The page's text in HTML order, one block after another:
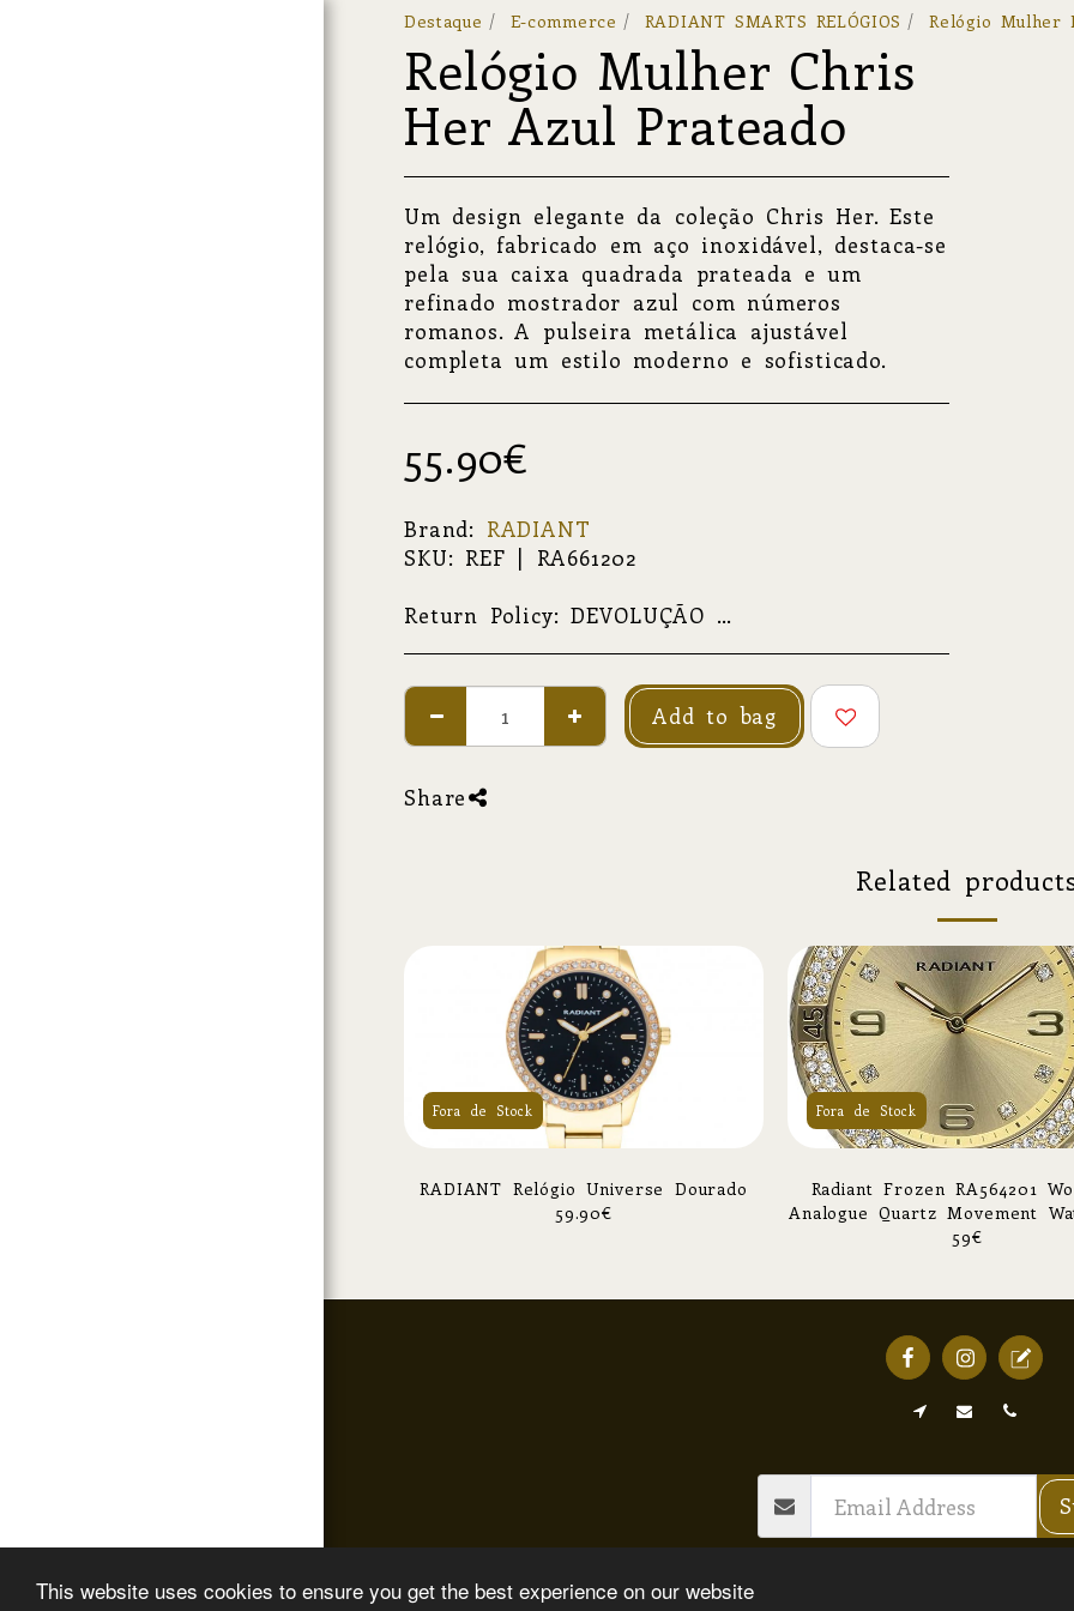
This website uses cookies to ensure you get the best experience on our website
Destaque E-commerce RADIANT SMARTS RELÓGIOS Relógio Mulher
Relógio Mulher Chris
Her Azul Prateado
Um design elegante da coleção Chris Her. Este
relógio, fabricado em aço inoxidável, destaca-se
pela sua caixa quadrada prateada e um
refinado mostrador azul com números
romanos. A pulseira metálica ajustável
completa um estilo moderno e sofisticado.
55.90€
Brand: RADIANT
SKU: REF | RA661202
Return Policy:DEVOLUÇÃO SIMPLES NÃO RELATIVA A GARANTIA O produto deverá ser devolvido na sua condição original, com todo o material de acompanhamento e informação original. O envio e o respetivo transporte do produto são da total responsabilidade do cliente. A devolução deverá ocorrer num prazo de 30 dias, a partir da data de receção do produto na morada do cliente. DEVOLUÇÃO ABRANGIDA POR GARANTIA O produto deverá ser enviado devidamente acondicionado, sob a responsabilidade e a cargo do cliente; este envio poderá ser restituível. O processamento da garantia poderá demorar, no máximo, 30 dias, a contar da data de receção do pacote na morada Av. Central das Termas, Ed. S. Vicente n184 4575-367 Termas de S. Vicente PNF. O cliente receberá informações atualizadas sobre o estado de garantia do seu produto e presumível data de entrega; no caso de se tratar de uma garantia parcial ou nula, consulte a secção de Assistência da Marca. REPARAÇÕES E MANUTENÇÕES A orçamentação, prazo de execução e data estimada de entrega apenas serão apuradas após análise da peça e levantamento das tarefas a realizar, tendo, o cliente, 30 dias para aceitar o orçamento; após esse prazo, as condições apresentadas terão de ser reavaliadas. Antes da análise mencionada, poderão ser fornecidos valores por telefone, e-mail ou outro meio não presencial, no entanto, estes devem ser considerados, apenas, como indicativos, podendo não refletir o valor final orçamentado.
Add to bag
Share
Related
Fora de Stock
RADIANT Relógio Universe Dourado
59.90€
Fora de Stock
Radiant Frozen RA564201
Analogue Quartz Movement
Stainless Steel Strap,
59€
Termos e Condições